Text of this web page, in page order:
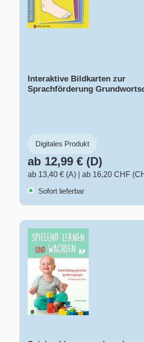
Interaktive Bildkarten zur
Sprachförderung
Digitales Produkt
ab 12,99 € (D)
ab 13,40 € (A)
ab 16,20 CHF
Sofort lieferbar
Spielend lernen und wachsen –